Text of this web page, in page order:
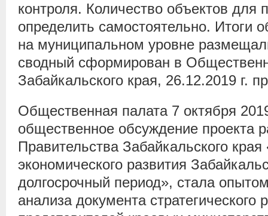
контроля. Количество объектов для
определить самостоятельно. Итоги
на муниципальном уровне
сводный сформирован в
Забайкальского края, 26.12.2019 г.
Общественная палата 7 октября
общественное обсуждение проекта
Правительства Забайкальского
экономического развития
долгосрочный период», стала
анализа документа стратегического